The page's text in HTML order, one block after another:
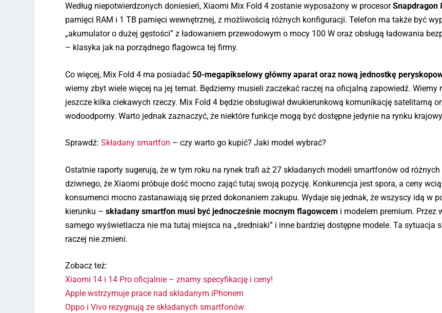
Według niepotwierdzonych doniesień, Xiaomi Mix Fold 4 zostanie wyposażony w procesorSnapdragon
pamięci RAM i 1 TB pamięci wewnętrznej, z możliwością różnych konfiguracji. Telefon ma także być
„akumulator o dużej gęstości” z ładowaniem przewodowym o mocy 100 W oraz obsługą ładowania
– klasyka jak na porządnego flagowca tej firmy.
Co więcej, Mix Fold 4 ma posiadać50-megapikselowy główny aparat oraz nową jednostkę
wiemy zbyt wiele więcej na jej temat. Będziemy musieli zaczekać raczej na oficjalną zapowiedź. Wiemy
jeszcze kilka ciekawych rzeczy. Mix Fold 4 będzie obsługiwał dwukierunkową komunikację satelitarną
wodoodporny. Warto jednak zaznaczyć, że niektóre funkcje mogą być dostępne jedynie na rynku
Sprawdź:Składany smartfon – czy warto go kupić? Jaki model wybrać?
Ostatnie raporty sugerują, że w tym roku na rynek trafi aż 27 składanych modeli smartfonów od
dziwnego, że Xiaomi próbuje dość mocno zająć tutaj swoją pozycję. Konkurencja jest spora, a ceny
konsumenci mocno zastanawiają się przed dokonaniem zakupu. Wydaje się jednak, że wszyscy idą w
kierunku –składany smartfon musi być jednocześnie mocnym flagowcem i modelem premium. Przez
samego wyświetlacza nie ma tutaj miejsca na „średniaki” i inne bardziej dostępne modele. Ta sytuacja
raczej nie zmieni.
Zobacz też:
Xiaomi 14 i 14 Pro oficjalnie – znamy specyfikację i ceny!
Apple wstrzymuje prace nad składanym iPhonem
Oppo i Vivo rezygnują ze składanych smartfonów